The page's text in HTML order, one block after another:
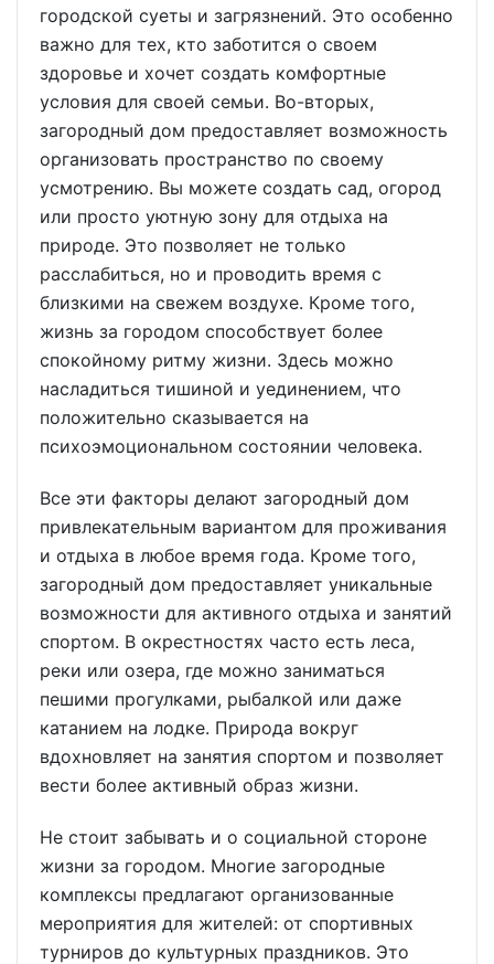
городской суеты и загрязнений. Это особенно
важно для тех, кто заботится о своем
здоровье и хочет создать комфортные
условия для своей семьи. Во-вторых,
загородный дом предоставляет возможность
организовать пространство по своему
усмотрению. Вы можете создать сад, огород
или просто уютную зону для отдыха на
природе. Это позволяет не только
расслабиться, но и проводить время с
близкими на свежем воздухе. Кроме того,
жизнь за городом способствует более
спокойному ритму жизни. Здесь можно
насладиться тишиной и уединением, что
положительно сказывается на
психоэмоциональном состоянии человека.
Все эти факторы делают загородный дом
привлекательным вариантом для проживания
и отдыха в любое время года. Кроме того,
загородный дом предоставляет уникальные
возможности для активного отдыха и занятий
спортом. В окрестностях часто есть леса,
реки или озера, где можно заниматься
пешими прогулками, рыбалкой или даже
катанием на лодке. Природа вокруг
вдохновляет на занятия спортом и позволяет
вести более активный образ жизни.
Не стоит забывать и о социальной стороне
жизни за городом. Многие загородные
комплексы предлагают организованные
мероприятия для жителей: от спортивных
турниров до культурных праздников. Это